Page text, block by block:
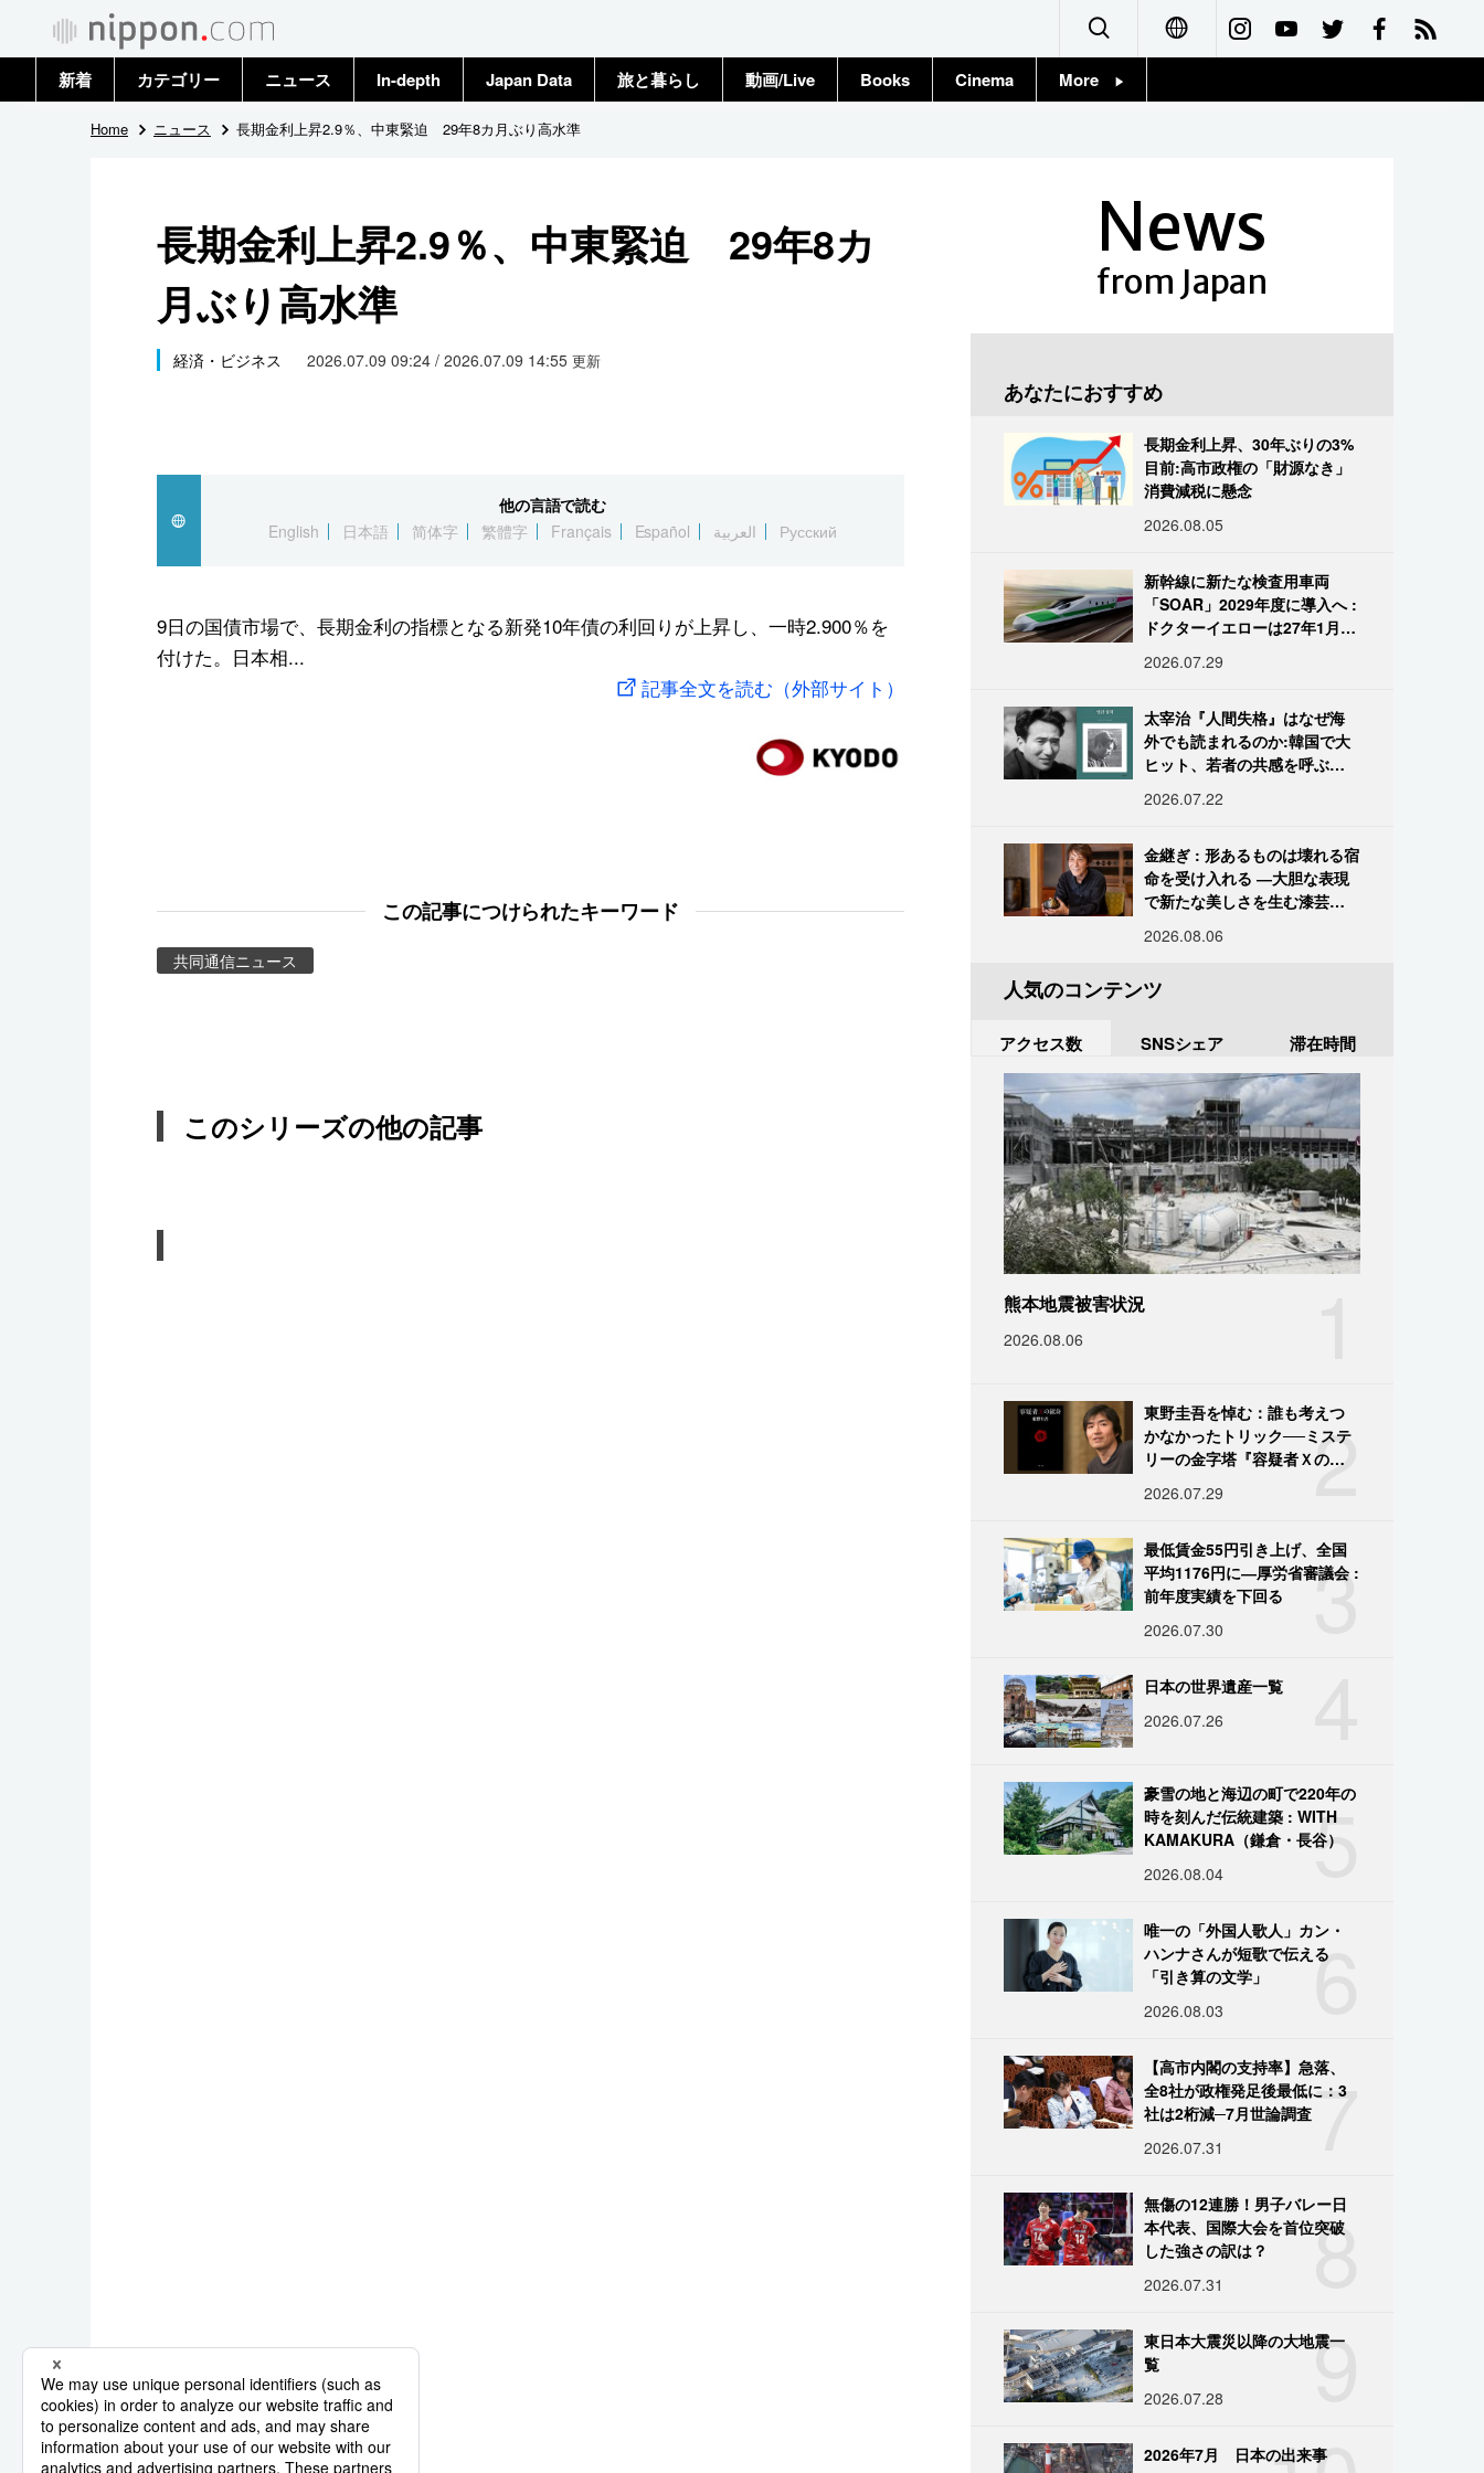
Français
新着 カテゴリー
政治・外交
国際
文化
スポーツ・東京2020
ニュース
トップ
In-depth Japan Data 旅と暮らし 動画/Live Books Cinema More
Home ニュース 長期金利上昇2.9％、中東緊迫 29年8カ月ぶり高水準
長期金利上昇2.9％、中東緊迫 29年8カ
月ぶり高水準
経済・ビジネス 2026.07.09 09:24 / 2026.07.09 14:55 更新
他の言語で読む
English
日本語 简体字 繁體字 Français Español العربية Русский
9日の国債市場で、長期金利の指標となる新発10年債の利回りが上昇し、一時2.900％を
付けた。日本相...
記事全文を読む（外部サイト）
この記事につけられたキーワード
共同通信ニュース
このシリーズの他の記事
News
from Japan
あなたにおすすめ
長期金利上昇、30年ぶりの3%
目前:高市政権の「財源なき」
消費減税に懸念
2026.08.05
新幹線に新たな検査用車両
「SOAR」2029年度に導入へ :
ドクターイエローは27年1月に
2026.07.29
太宰治『人間失格』はなぜ海
外でも読まれるのか:韓国で大
ヒット、若者の共感を呼ぶ
2026.07.22
金継ぎ : 形あるものは壊れる宿
命を受け入れる ―大胆な表現
で新たな美しさを生む漆芸修
2026.08.06
人気のコンテンツ
アクセス数 SNSシェア 滞在時間
熊本地震被害状況
2026.08.06
2
東野圭吾を悼む：誰も考えつ
かなかったトリック──ミステ
リーの金字塔『容疑者Ｘの献
2026.07.29
3
最低賃金55円引き上げ、全国
平均1176円に―厚労省審議会 :
前年度実績を下回る
2026.07.30
日本の世界遺産一覧
2026.07.26
5
豪雪の地と海辺の町で220年の
時を刻んだ伝統建築 : WITH
KAMAKURA（鎌倉・長谷）
2026.08.04
6
唯一の「外国人歌人」カン・
ハンナさんが短歌で伝える
「引き算の文学」
2026.08.03
7
【高市内閣の支持率】急落、
全8社が政権発足後最低に：3
社は2桁減─7月世論調査
2026.07.31
8
無傷の12連勝！男子バレー日
本代表、国際大会を首位突破
した強さの訳は？
2026.07.31
9
東日本大震災以降の大地震一
覧
2026.07.28
2026年7月 日本の出来事